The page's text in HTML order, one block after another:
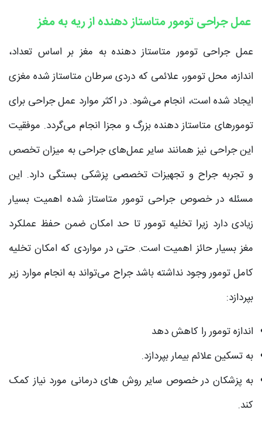
عمل جراحی تومور متاستاز دهنده از ریه به مغز
عمل جراحی تومور متاستاز دهنده به مغز بر اساس تعداد،
اندازه، محل تومور، علائمی که دردی سرطان متاستاز شده مغزی
ایجاد شده است، انجام می‌شود. در اکثر موارد عمل جراحی برای
تومورهای متاستاز دهنده بزرگ و مجزا انجام می‌گردد. موفقیت
این جراحی نیز همانند سایر عمل‌های جراحی به میزان تخصص
و تجربه جراح و تجهیزات تخصصی پزشکی بستگی دارد. این
مسئله در خصوص جراحی تومور متاستاز شده اهمیت بسیار
زیادی دارد زیرا تخلیه تومور تا حد امکان ضمن حفظ عملکرد
مغز بسیار حائز اهمیت است. حتی در مواردی که امکان تخلیه
کامل تومور وجود نداشته باشد جراح می‌‌تواند به انجام موارد زیر
بپردازد:
اندازه تومور را کاهش دهد
به تسکین علائم بیمار بپردازد.
به پزشکان در خصوص سایر روش های درمانی مورد نیاز کمک
کند.